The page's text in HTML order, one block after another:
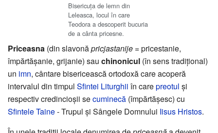
Bisericuţa de lemn din
Leleasca, locul în care
Teodora a descoperit bucuria
de a cânta pricesne.
Priceasna (din slavonăpricjastanije = pricestanie,
împărtășanie, grijanie) sau chinonicul (în sens tradițional)
un imn, cântare bisericească ortodoxă care acoperă
intervalul din timpul Sfintei Liturghii în carepreotul şi
respectiv credincioşii secuminecă (împărtăşesc) cu
Sfintele Taine- Trupul şi Sângele Domnului Iisus Hristos.